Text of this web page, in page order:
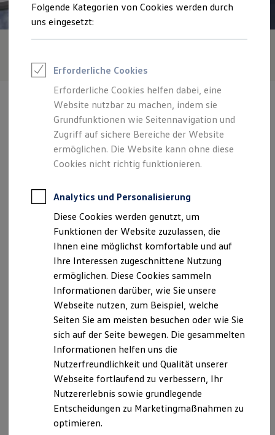
Kühlfahrzeuge
Feuerwehr
ONE Business ID Vorteile
Fahrzeuge online kaufen
Digitaler Marktplatz
Kauf & Finanzierung
Online-Fahrzeugbewertung
Aktionen & Angebote
E-Auto-Förderung
Für Privatkunden
Für Gewerbekunden
Profi Paket
ProfiPartner für Gebrauchtwagen
Finanzierung
Für Privatkunden
Für Gewerbekunden
Leasing
Für Privatkunden
Für Gewerbekunden
Versicherungen & Garantien
Garantien
Kfz-Versicherung für Nutzfahrzeuge
Restschuldversicherung
Wartungsverträge
Besitzer & Service
Reparatur & Service
Sommer-Special
Reparatur, Pflege & Inspektion
Servicetermin anfragen
Service-Vorteile bei Volkswagen Nutzfahrzeuge
ServicePlus
Economy Service
Räder & Reifen Service
Verantwortlich für die Inhalte auf dieser Seite ist die Auto-Denk
Impressum & Rechtliches
Zentrale
Dreisesselstraße 39, 94089 Neureichenau
angerer.susanne@auto-denk.de
+49 8583 96070
Montag-Freitag 08:00-18:00 Uhr
Samstag
09:00-13:00 Uhr
Ansprechpartner
Termin vereinbaren
Folgende Kategorien von Cookies werden durch
uns eingesetzt:
Erforderliche Cookies
Erforderliche Cookies helfen dabei, eine
Website nutzbar zu machen, indem sie
Grundfunktionen wie Seitennavigation und
Zugriff auf sichere Bereiche der Website
ermöglichen. Die Website kann ohne diese
Cookies nicht richtig funktionieren.
Analytics und Personalisierung
Diese Cookies werden genutzt, um
Funktionen der Website zuzulassen, die
Ihnen eine möglichst komfortable und auf
Ihre Interessen zugeschnittene Nutzung
ermöglichen. Diese Cookies sammeln
Informationen darüber, wie Sie unsere
Webseite nutzen, zum Beispiel, welche
Seiten Sie am meisten besuchen oder wie Sie
sich auf der Seite bewegen. Die gesammelten
Informationen helfen uns die
Nutzerfreundlichkeit und Qualität unserer
Webseite fortlaufend zu verbessern, Ihr
Nutzererlebnis sowie grundlegende
Entscheidungen zu Marketingmaßnahmen zu
optimieren.